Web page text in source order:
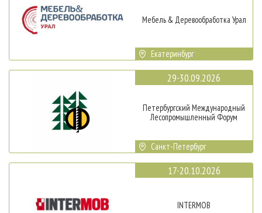
Мебель & Деревообработка Урал
Екатеринбург
29-30.09.2026
Петербургский Международный
Лесопромышленный Форум
Санкт-Петербург
17-20.10.2026
INTERMOB